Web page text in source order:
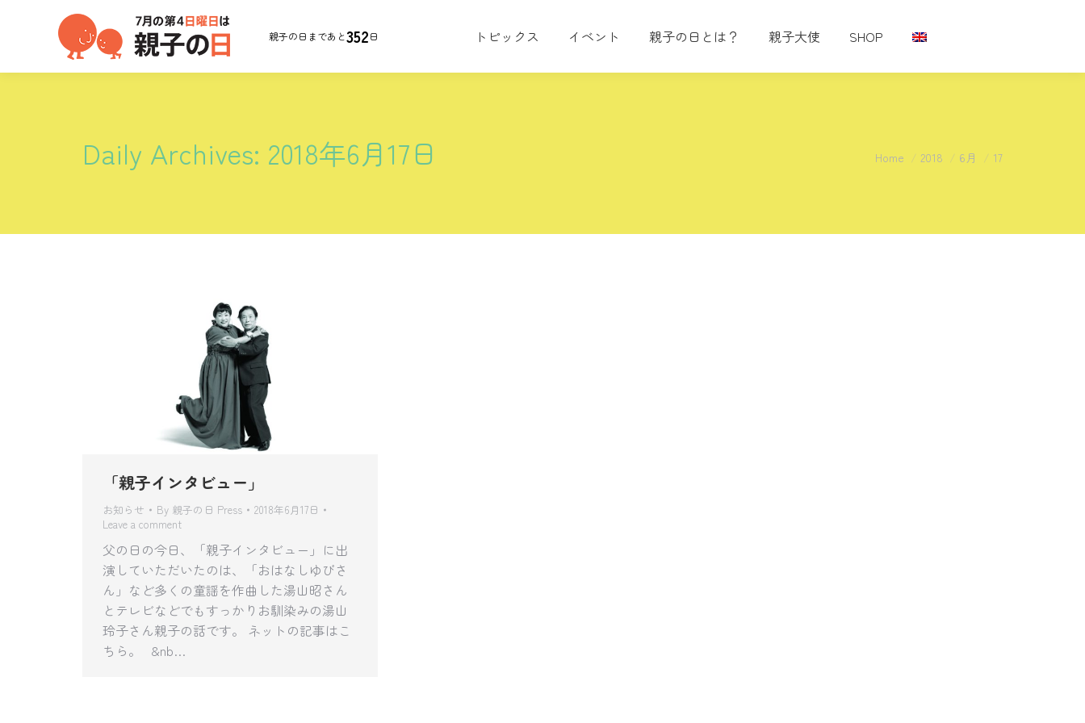
親子の日まであと352日 トピックス イベント 親子の日とは？ 親子大使 SHOP
Daily Archives: 2018年6月17日 You are here:
Home 2018 6月 17
「親子インタビュー」
お知らせ By 親子の日 Press
2018年6月17日
Leave a comment
父の日の今日、「親子インタビュー」に出
演していただいたのは、「おはなしゆびさ
ん」など多くの童謡を作曲した湯山昭さん
とテレビなどでもすっかりお馴染みの湯山
玲子さん親子の話です。 ネットの記事はこ
ちら。 &nb…